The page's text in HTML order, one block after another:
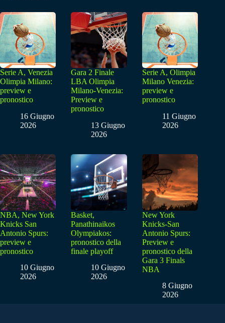
Serie A, Venezia
Olimpia Milano:
preview e
pronostico
16 Giugno
2026
Gara 2 Finale
LBA Olimpia
Milano-Venezia:
Preview e
pronostico
13 Giugno
2026
Serie A, Olimpia
Milano Venezia:
preview e
pronostico
11 Giugno
2026
NBA, New York
Knicks San
Antonio Spurs:
preview e
pronostico
10 Giugno
2026
Basket,
Panathinaikos
Olympiakos:
pronostico della
finale playoff
10 Giugno
2026
New York
Knicks-San
Antonio Spurs:
Preview e
pronostico della
Gara 3 Finals
NBA
8 Giugno
2026